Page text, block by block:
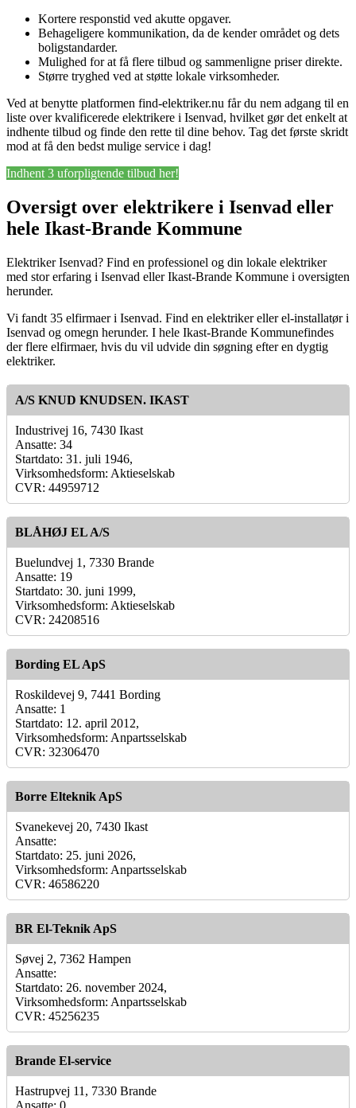
Kortere responstid ved akutte opgaver.
Behageligere kommunikation, da de kender området og dets
boligstandarder.
Mulighed for at få flere tilbud og sammenligne priser direkte.
Større tryghed ved at støtte lokale virksomheder.
Ved at benytte platformen find-elektriker.nu får du nem adgang til en
liste over kvalificerede elektrikere i Isenvad, hvilket gør det enkelt at
indhente tilbud og finde den rette til dine behov. Tag det første skridt
mod at få den bedst mulige service i dag!
Indhent 3 uforpligtende tilbud her!
Oversigt over elektrikere i Isenvad eller
hele Ikast-Brande Kommune
Elektriker Isenvad? Find en professionel og din lokale elektriker
med stor erfaring i Isenvad eller Ikast-Brande Kommune i oversigten
herunder.
Vi fandt 35 elfirmaer i Isenvad. Find en elektriker eller el-installatør i
Isenvad og omegn herunder. I hele Ikast-Brande Kommunefindes
der flere elfirmaer, hvis du vil udvide din søgning efter en dygtig
elektriker.
A/S KNUD KNUDSEN. IKAST
Industrivej 16, 7430 Ikast
Ansatte: 34
Startdato: 31. juli 1946,
Virksomhedsform: Aktieselskab
CVR: 44959712
BLÅHØJ EL A/S
Buelundvej 1, 7330 Brande
Ansatte: 19
Startdato: 30. juni 1999,
Virksomhedsform: Aktieselskab
CVR: 24208516
Bording EL ApS
Roskildevej 9, 7441 Bording
Ansatte: 1
Startdato: 12. april 2012,
Virksomhedsform: Anpartsselskab
CVR: 32306470
Borre Elteknik ApS
Svanekevej 20, 7430 Ikast
Ansatte:
Startdato: 25. juni 2026,
Virksomhedsform: Anpartsselskab
CVR: 46586220
BR El-Teknik ApS
Søvej 2, 7362 Hampen
Ansatte:
Startdato: 26. november 2024,
Virksomhedsform: Anpartsselskab
CVR: 45256235
Brande El-service
Hastrupvej 11, 7330 Brande
Ansatte: 0